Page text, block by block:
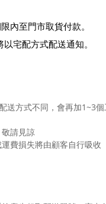
內至門市取貨付款。
宅配方式配送通知。
方式不同，會再加1~3個
請見諒
費損失將由顧客自行吸收